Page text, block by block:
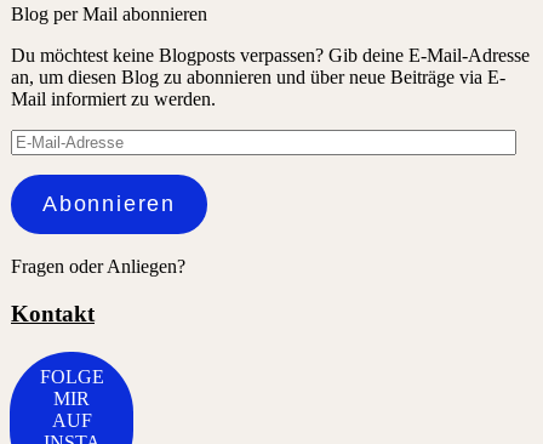
Blog per Mail abonnieren
Du möchtest keine Blogposts verpassen? Gib deine E-Mail-Adresse
an, um diesen Blog zu abonnieren und über neue Beiträge via E-
Mail informiert zu werden.
E-
Mail-
Adresse
Abonnieren
Fragen oder Anliegen?
Kontakt
FOLGE
MIR
AUF